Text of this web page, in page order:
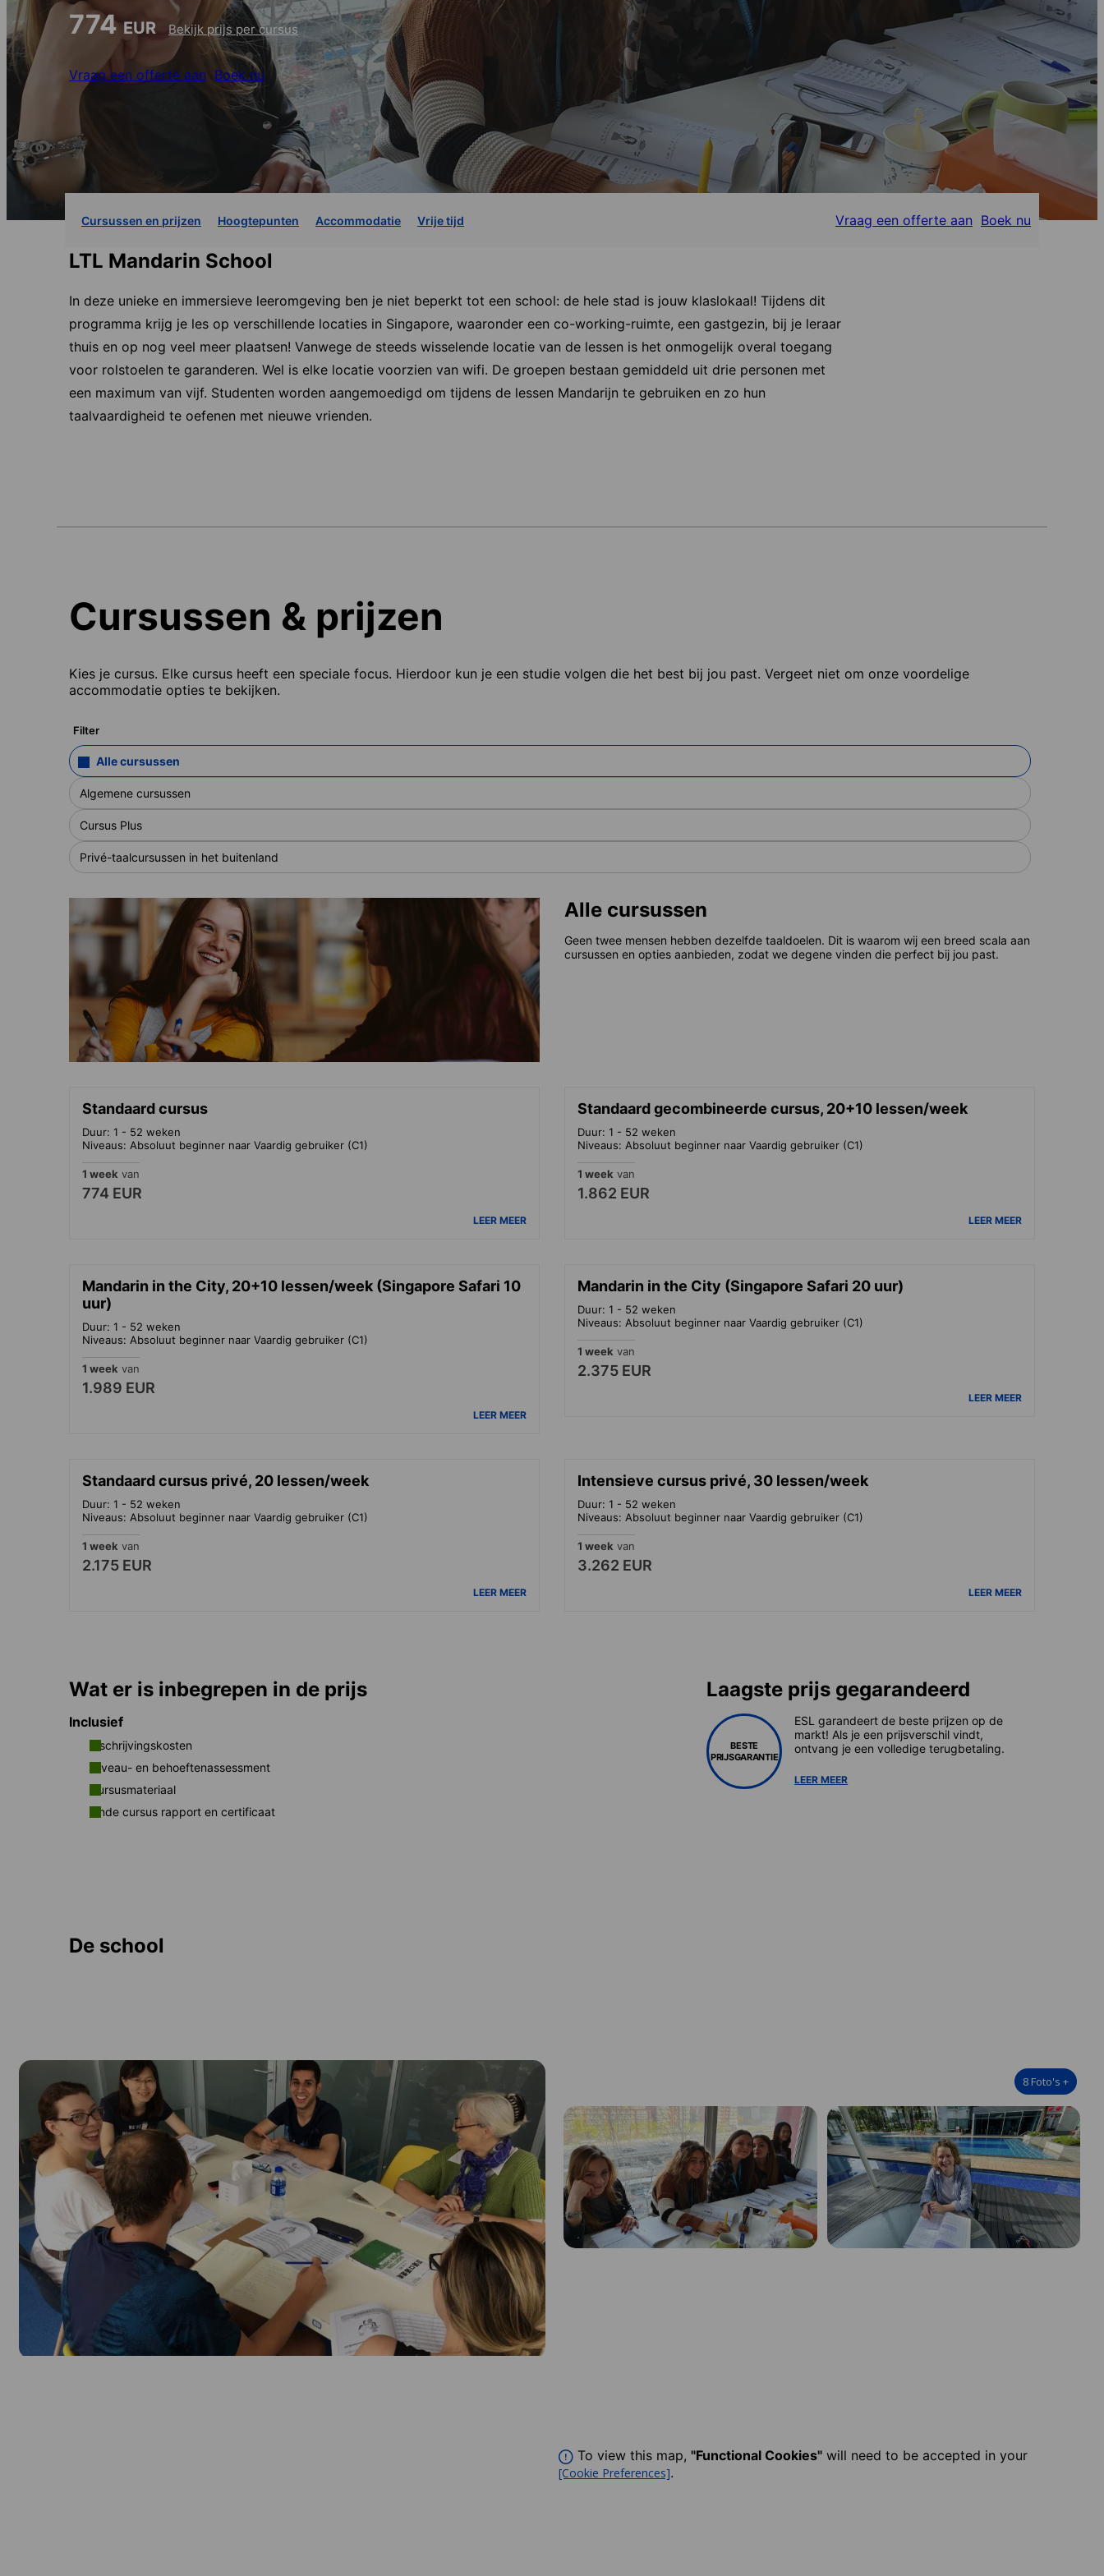
774EUR Bekijk prijs per cursus
Vraag een offerte aan Boek nu
Cursussen en prijzen Hoogtepunten Accommodatie Vrije tijd Vraag een offerte aan Boek nu
LTL Mandarin School
In deze unieke en immersieve leeromgeving ben je niet beperkt tot een school: de hele stad is jouw klaslokaal! Tijdens dit
programma krijg je les op verschillende locaties in Singapore, waaronder een co-working-ruimte, een gastgezin, bij je leraar
thuis en op nog veel meer plaatsen! Vanwege de steeds wisselende locatie van de lessen is het onmogelijk overal toegang
voor rolstoelen te garanderen. Wel is elke locatie voorzien van wifi. De groepen bestaan gemiddeld uit drie personen met
een maximum van vijf. Studenten worden aangemoedigd om tijdens de lessen Mandarijn te gebruiken en zo hun
taalvaardigheid te oefenen met nieuwe vrienden.
Cursussen & prijzen
Kies je cursus. Elke cursus heeft een speciale focus. Hierdoor kun je een studie volgen die het best bij jou past. Vergeet niet om onze voordelige
accommodatie opties te bekijken.
Filter
Alle cursussen
Algemene cursussen
Cursus Plus
Privé-taalcursussen in het buitenland
Alle cursussen
Geen twee mensen hebben dezelfde taaldoelen. Dit is waarom wij een breed scala aan
cursussen en opties aanbieden, zodat we degene vinden die perfect bij jou past.
Standaard cursus
Duur: 1 - 52 weken
Niveaus: Absoluut beginner naar Vaardig gebruiker (C1)
1 week van
774 EUR
LEER MEER
Standaard gecombineerde cursus, 20+10 lessen/week
Duur: 1 - 52 weken
Niveaus: Absoluut beginner naar Vaardig gebruiker (C1)
1 week van
1.862 EUR
LEER MEER
Mandarin in the City, 20+10 lessen/week (Singapore Safari 10
uur)
Duur: 1 - 52 weken
Niveaus: Absoluut beginner naar Vaardig gebruiker (C1)
1 week van
1.989 EUR
LEER MEER
Mandarin in the City (Singapore Safari 20 uur)
Duur: 1 - 52 weken
Niveaus: Absoluut beginner naar Vaardig gebruiker (C1)
1 week van
2.375 EUR
LEER MEER
Standaard cursus privé, 20 lessen/week
Duur: 1 - 52 weken
Niveaus: Absoluut beginner naar Vaardig gebruiker (C1)
1 week van
2.175 EUR
LEER MEER
Intensieve cursus privé, 30 lessen/week
Duur: 1 - 52 weken
Niveaus: Absoluut beginner naar Vaardig gebruiker (C1)
1 week van
3.262 EUR
LEER MEER
Wat er is inbegrepen in de prijs
Inclusief
Inschrijvingskosten
Niveau- en behoeftenassessment
Cursusmateriaal
Einde cursus rapport en certificaat
Laagste prijs gegarandeerd
BESTE
PRIJSGARANTIE
ESL garandeert de beste prijzen op de
markt! Als je een prijsverschil vindt,
ontvang je een volledige terugbetaling.
LEER MEER
De school
8 Foto's +
To view this map, "Functional Cookies" will need to be accepted in your
[Cookie Preferences].